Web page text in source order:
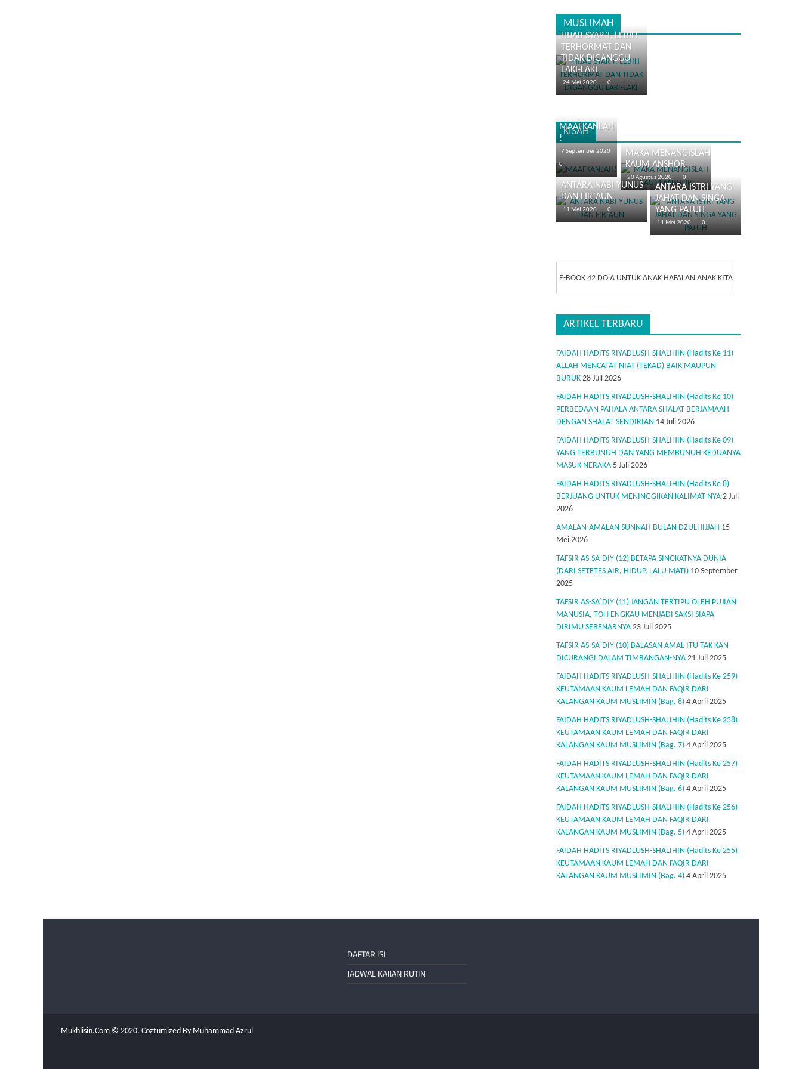
MUSLIMAH
HIJAB SYAR`I, LEBIH
TERHORMAT DAN
TIDAK DIGANGGU
LAKI-LAKI
24 Mei 2020 0
KISAH
MAAFKANLAH
!
7 September 2020
0
MAKA MENANGISLAH
KAUM ANSHOR
20 Agustus 2020 0
ANTARA NABI YUNUS
DAN FIR`AUN
11 Mei 2020 0
ANTARA ISTRI YANG
JAHAT DAN SINGA
YANG PATUH
11 Mei 2020 0
E-BOOK 42 DO'A UNTUK ANAK HAFALAN ANAK KITA
ARTIKEL TERBARU
FAIDAH HADITS RIYADLUSH-SHALIHIN (Hadits Ke 11)
ALLAH MENCATAT NIAT (TEKAD) BAIK MAUPUN
BURUK 28 Juli 2026
FAIDAH HADITS RIYADLUSH-SHALIHIN (Hadits Ke 10)
PERBEDAAN PAHALA ANTARA SHALAT BERJAMAAH
DENGAN SHALAT SENDIRIAN 14 Juli 2026
FAIDAH HADITS RIYADLUSH-SHALIHIN (Hadits Ke 09)
YANG TERBUNUH DAN YANG MEMBUNUH KEDUANYA
MASUK NERAKA 5 Juli 2026
FAIDAH HADITS RIYADLUSH-SHALIHIN (Hadits Ke 8)
BERJUANG UNTUK MENINGGIKAN KALIMAT-NYA 2 Juli
2026
AMALAN-AMALAN SUNNAH BULAN DZULHIJJAH 15
Mei 2026
TAFSIR AS-SA`DIY (12) BETAPA SINGKATNYA DUNIA
(DARI SETETES AIR, HIDUP, LALU MATI) 10 September
2025
TAFSIR AS-SA`DIY (11) JANGAN TERTIPU OLEH PUJIAN
MANUSIA, TOH ENGKAU MENJADI SAKSI SIAPA
DIRIMU SEBENARNYA 23 Juli 2025
TAFSIR AS-SA`DIY (10) BALASAN AMAL ITU TAK KAN
DICURANGI DALAM TIMBANGAN-NYA 21 Juli 2025
FAIDAH HADITS RIYADLUSH-SHALIHIN (Hadits Ke 259)
KEUTAMAAN KAUM LEMAH DAN FAQIR DARI
KALANGAN KAUM MUSLIMIN (Bag. 8) 4 April 2025
FAIDAH HADITS RIYADLUSH-SHALIHIN (Hadits Ke 258)
KEUTAMAAN KAUM LEMAH DAN FAQIR DARI
KALANGAN KAUM MUSLIMIN (Bag. 7) 4 April 2025
FAIDAH HADITS RIYADLUSH-SHALIHIN (Hadits Ke 257)
KEUTAMAAN KAUM LEMAH DAN FAQIR DARI
KALANGAN KAUM MUSLIMIN (Bag. 6) 4 April 2025
FAIDAH HADITS RIYADLUSH-SHALIHIN (Hadits Ke 256)
KEUTAMAAN KAUM LEMAH DAN FAQIR DARI
KALANGAN KAUM MUSLIMIN (Bag. 5) 4 April 2025
FAIDAH HADITS RIYADLUSH-SHALIHIN (Hadits Ke 255)
KEUTAMAAN KAUM LEMAH DAN FAQIR DARI
KALANGAN KAUM MUSLIMIN (Bag. 4) 4 April 2025
DAFTAR ISI
JADWAL KAJIAN RUTIN
Mukhlisin.Com © 2020. Coztumized By Muhammad Azrul